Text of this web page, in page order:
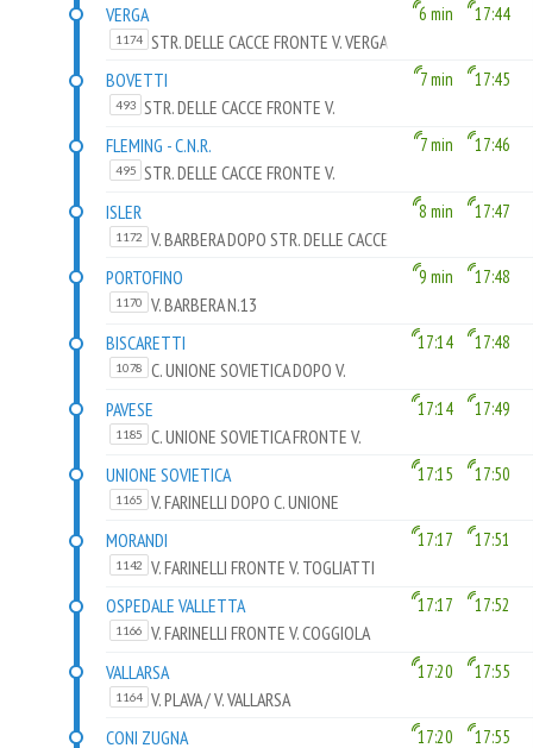
VERGA
1174 STR. DELLE CACCE FRONTE V. VERGA
6 min 17:44
BOVETTI
493
STR. DELLE CACCE FRONTE V.
BOVETTI
7 min 17:45
FLEMING - C.N.R.
495
STR. DELLE CACCE FRONTE V.
7 min 17:46
ISLER
1172 V. BARBERA DOPO STR. DELLE CACCE
8 min 17:47
PORTOFINO
1170 V. BARBERA N.13
9 min 17:48
BISCARETTI
1078
C. UNIONE SOVIETICA DOPO V.
BISCARETTI DI RUFFIA
17:14 17:48
PAVESE
1185
C. UNIONE SOVIETICA FRONTE V.
PAVESE
17:14 17:49
UNIONE SOVIETICA
1165
V. FARINELLI DOPO C. UNIONE
SOVIETICA
17:15 17:50
MORANDI
1142 V. FARINELLI FRONTE V. TOGLIATTI
17:17 17:51
OSPEDALE VALLETTA
1166 V. FARINELLI FRONTE V. COGGIOLA
17:17 17:52
VALLARSA
1164 V. PLAVA / V. VALLARSA
17:20 17:55
CONI ZUGNA 17:20 17:55